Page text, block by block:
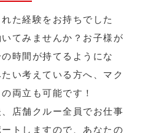
た経験をお持ちでした
てみませんか？お子様が
時間が持てるようにな
い考えている方へ、マク
両立も可能です！
店舗クルー全員でお仕事
トしますので、あなたの